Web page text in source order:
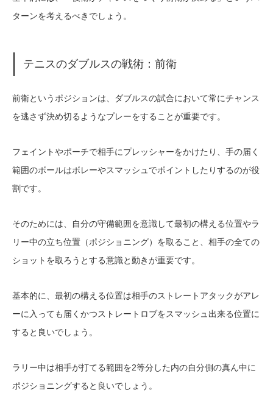
ターンを考えるべきでしょう。
テニスのダブルスの戦術：前衛
前衛というポジションは、ダブルスの試合において常にチャンス
を逃さず決め切るようなプレーをすることが重要です。
フェイントやポーチで相手にプレッシャーをかけたり、手の届く
範囲のボールはボレーやスマッシュでポイントしたりするのが役
割です。
そのためには、自分の守備範囲を意識して最初の構える位置やラ
リー中の立ち位置（ポジショニング）を取ること、相手の全ての
ショットを取ろうとする意識と動きが重要です。
基本的に、最初の構える位置は相手のストレートアタックがアレ
ーに入っても届くかつストレートロブをスマッシュ出来る位置に
すると良いでしょう。
ラリー中は相手が打てる範囲を2等分した内の自分側の真ん中に
ポジショニングすると良いでしょう。